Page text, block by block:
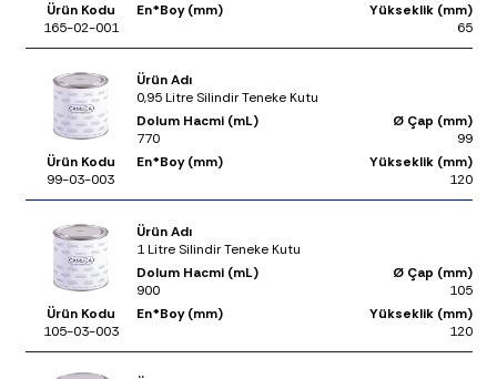
Ürün Kodu
165-02-001
En*Boy (mm)
Yükseklik (mm)
65
Ürün Adı
0,95 Litre Silindir Teneke Kutu
Dolum Hacmi (mL)
770
Ø Çap (mm)
99
Ürün Kodu
99-03-003
En*Boy (mm)
Yükseklik (mm)
120
Ürün Adı
1 Litre Silindir Teneke Kutu
Dolum Hacmi (mL)
900
Ø Çap (mm)
105
Ürün Kodu
105-03-003
En*Boy (mm)
Yükseklik (mm)
120